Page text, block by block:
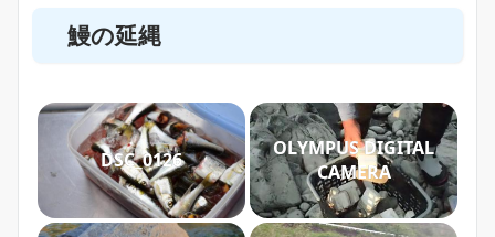
鰻の延縄
DSC_0126
OLYMPUS DIGITAL
CAMERA